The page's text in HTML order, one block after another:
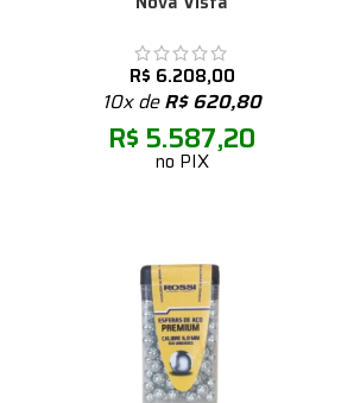
R$ 6.208,00
10x deR$620,80
R$ 5.587,20
no PIX